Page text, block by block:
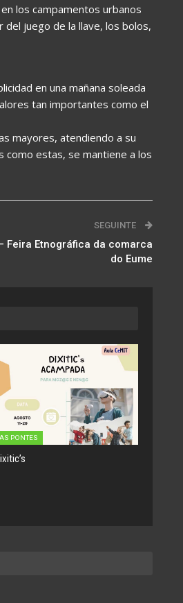
los campamentos urbanos
del juego de la llave, los bolos,
en una mañana soleada
tan importantes como el
mayores, atendiendo a su
como estas, se mantiene a los
SEGUINTE
Feira Etnográfica da comarca
do Eume
AS PONTES